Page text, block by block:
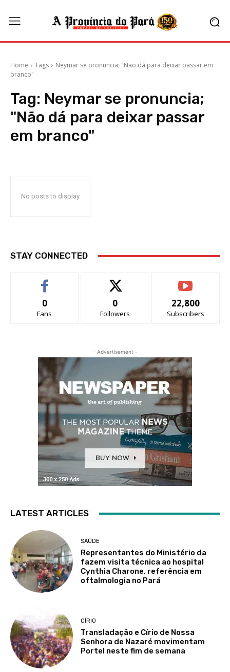
Home Tags
Neymar se pronuncia; "Não dá para deixar passar em
branco"
Tag: Neymar se pronuncia;
"Não dá para deixar passar
em branco"
No posts to display
STAY CONNECTED
0
Fans
0
Followers
22,800
Subscribers
- Advertisement -
LATEST ARTICLES
SAÚDE
Representantes do Ministério da
fazem visita técnica ao hospital
Cynthia Charone, referência em
oftalmologia no Pará
CÍRIO
Transladação e Círio de Nossa
Senhora de Nazaré movimentam
Portel neste fim de semana